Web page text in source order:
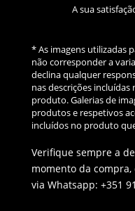
A sua
* As imagens utilizadas
não corresponder a
declina qualquer
nas descrições
produto. Galerias de
produtos e respetivos
incluídos no produto
Verifique sempre a
momento da
via Whatsapp: +351